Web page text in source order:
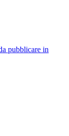
pubblicare in